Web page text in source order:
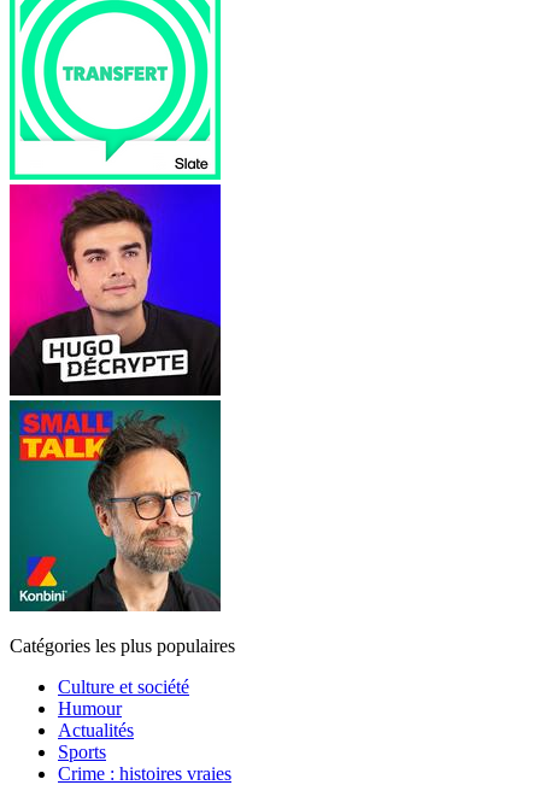
Catégories les plus populaires
Culture et société
Humour
Actualités
Sports
Crime : histoires vraies